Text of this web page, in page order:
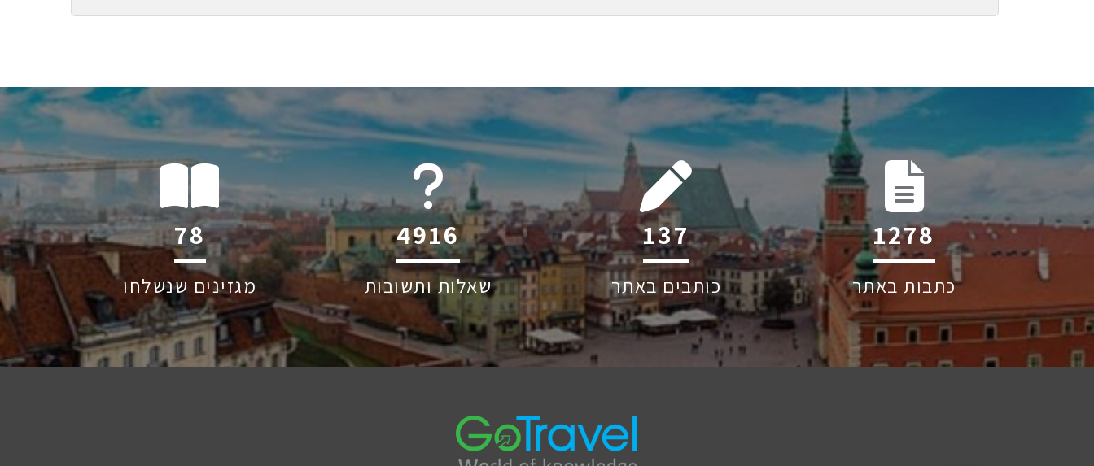
124
מגזינים שנשלחו
6045
שאלות ותשובות
218
כותבים באתר
2025
כתבות באתר